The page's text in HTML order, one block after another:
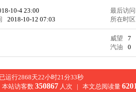
10-4 23:00 最后访问
2018-10-12 07:03 所在时区
威望
7
汽油 0
运行2868天22小时21分33秒
本站访客数 350867人次 | 本文总阅读量